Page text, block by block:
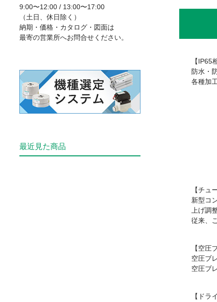
【IP65
防水・
各種加
【チュ
新型コ
上げ調
従来、
【空圧
空圧ブ
空圧ブ
【ドラ
9:00〜12:00 / 13:00〜17:00
（土日、休日除く）
納期・価格・カタログ・図面は
最寄の営業所へお問合せください。
最近見た商品